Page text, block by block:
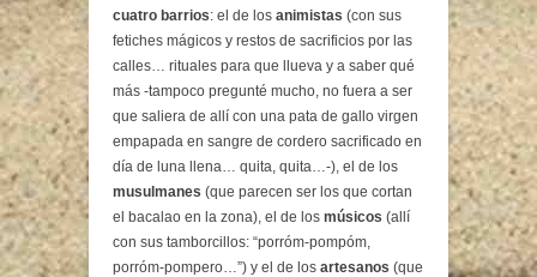
cuatro barrios: el de los animistas (con sus
fetiches mágicos y restos de sacrificios por las
calles… rituales para que llueva y a saber qué
más -tampoco pregunté mucho, no fuera a ser
que saliera de allí con una pata de gallo virgen
empapada en sangre de cordero sacrificado en
día de luna llena… quita, quita…-), el de los
musulmanes (que parecen ser los que cortan
el bacalao en la zona), el de los músicos (allí
con sus tamborcillos: “porróm-pompóm,
porróm-pompero…”) y el de los artesanos (que